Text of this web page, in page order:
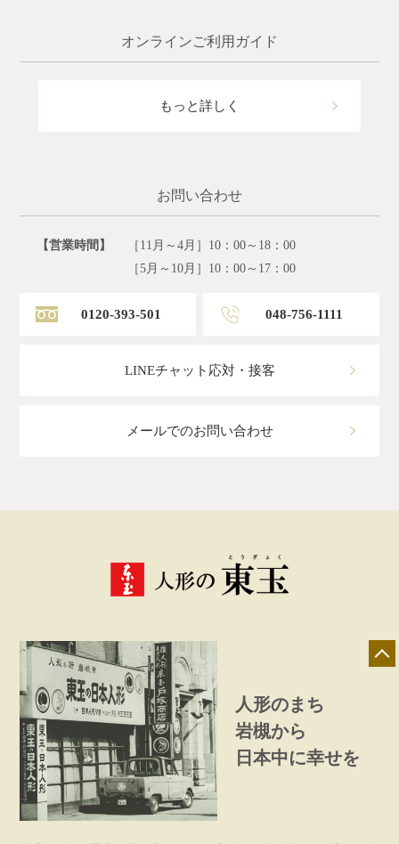
オンラインご利用ガイド
もっと詳しく
お問い合わせ
【営業時間】
［11月～4月］10：00～18：00
［5月～10月］10：00～17：00
0120-393-501 048-756-1111
LINEチャット応対・接客
メールでのお問い合わせ
人形のまち
岩槻から
日本中に幸せを
店舗一覧 展示会情報